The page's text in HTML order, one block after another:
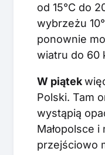
od 15°C do
wybrzeżu
ponownie
wiatru do 60
W piątek
Polski. Tam
wystąpią
Małopolsce
przejściowo